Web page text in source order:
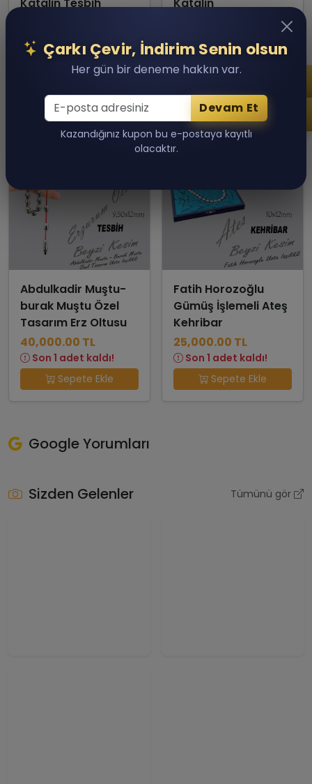
Son 1 adet kaldı!
Sepete Ekle
Sepete Ekle
Abdulkadir Muştu-
burak Muştu Özel
Tasarım Erz Oltusu
40,000.00 TL
Son 1 adet kaldı!
Sepete Ekle
Fatih Horozoğlu
Gümüş İşlemeli Ateş
Kehribar
25,000.00 TL
Son 1 adet kaldı!
Sepete Ekle
Google Yorumları
Sizden Gelenler Tümünü gör
Çarkı Çevir, İndirim Senin olsun
Her gün bir deneme hakkın var.
Devam Et
Kazandığınız kupon bu e-postaya kayıtlı
olacaktır.